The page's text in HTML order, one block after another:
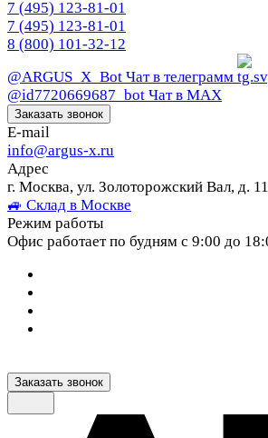
7 (495) 123-81-01
7 (495) 123-81-01
8 (800) 101-32-12
@ARGUS_X_Bot Чат в телеграмм
@id7720669687_bot Чат в МАХ
Заказать звонок
E-mail
info@argus-x.ru
Адрес
г. Москва, ул. Золоторожский Вал, д.
🚙 Склад в Москве
Режим работы
Офис работает по будням с 9:00 до
Заказать звонок